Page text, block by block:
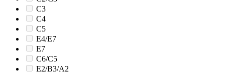
C3
C4
C5
E4/E7
E7
C6/C5
E2/B3/A2